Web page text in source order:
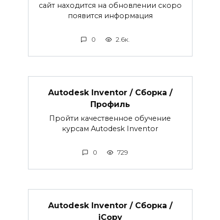
сайт находится на обновлении скоро
появится информация
0 2.6к.
Autodesk Inventor / Сборка /
Профиль
Пройти качественное обучение
курсам Autodesk Inventor
0 729
Autodesk Inventor / Сборка /
iCopy